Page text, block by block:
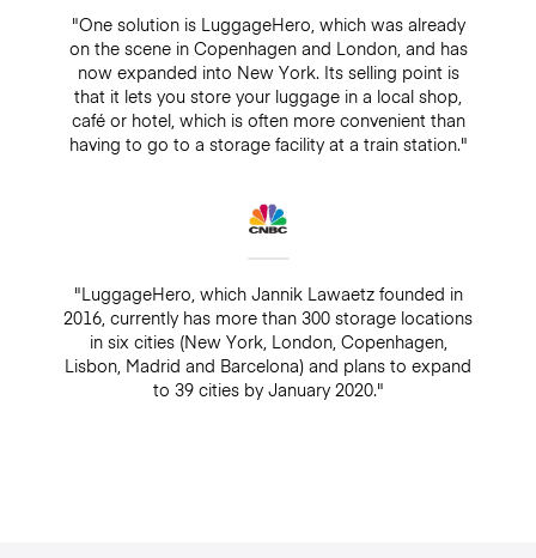
"One solution is LuggageHero, which was already
on the scene in Copenhagen and London, and has
now expanded into New York. Its selling point is
that it lets you store your luggage in a local shop,
café or hotel, which is often more convenient than
having to go to a storage facility at a train station."
"LuggageHero, which Jannik Lawaetz founded in
2016, currently has more than 300 storage locations
in six cities (New York, London, Copenhagen,
Lisbon, Madrid and Barcelona) and plans to expand
to 39 cities by January 2020."